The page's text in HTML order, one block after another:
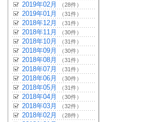
2019年02月 （28件）
2019年01月 （31件）
2018年12月 （31件）
2018年11月 （30件）
2018年10月 （31件）
2018年09月 （30件）
2018年08月 （31件）
2018年07月 （31件）
2018年06月 （30件）
2018年05月 （31件）
2018年04月 （30件）
2018年03月 （32件）
2018年02月 （28件）